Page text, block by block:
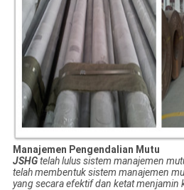
Manajemen Pengendalian Mutu
JSHGtelah lulus sistem manajemen
telah membentuk sistem manajemen
yang secara efektif dan ketat